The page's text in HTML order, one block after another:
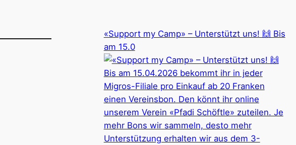
«Support my Camp» – Unterstützt uns! 🙌 Bis
am 15.0